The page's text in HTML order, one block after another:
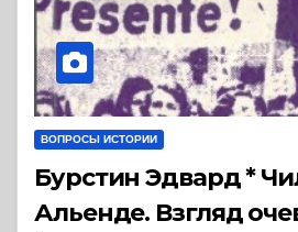
ВОПРОСЫ ИСТОРИИ
Бурстин Эдвард *
Альенде. Взгляд